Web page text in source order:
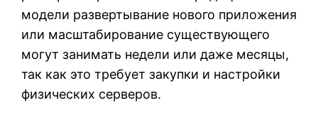
модели развертывание нового приложения
или масштабирование существующего
могут занимать недели или даже месяцы,
так как это требует закупки и настройки
физических серверов.